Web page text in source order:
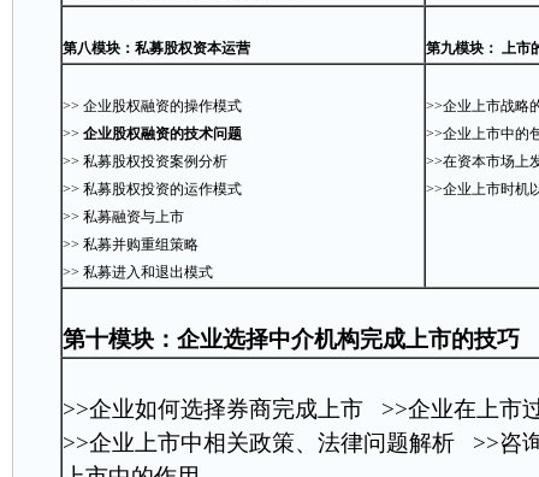
第八模块：私募股权资本运营 第九模块： 上市
>> 企业股权融资的操作模式
>> 企业股权融资的技术问题
>> 私募股权投资案例分析
>> 私募股权投资的运作模式
>> 私募融资与上市
>> 私募并购重组策略
>> 私募进入和退出模式
>>企业上市战
>>企业上市中的
>>在资本市场
>>企业上市时机
第十模块：企业选择中介机构完成上市的技巧
>>企业如何选择券商完成上市 >>企业在上市
>>企业上市中相关政策、法律问题解析 >>咨